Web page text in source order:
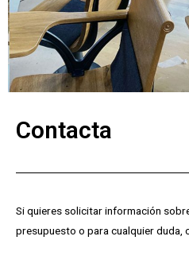
Contacta
Si quieres solicitar información
presupuesto o para cualquier duda,